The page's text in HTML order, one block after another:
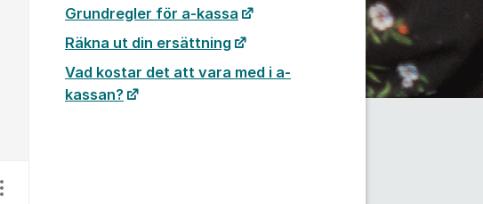
Visa/dölj inställningar för inlägg/kommentar
Grundregler för a-kassa
Räkna ut din ersättning
Vad kostar det att vara med i a-
kassan?